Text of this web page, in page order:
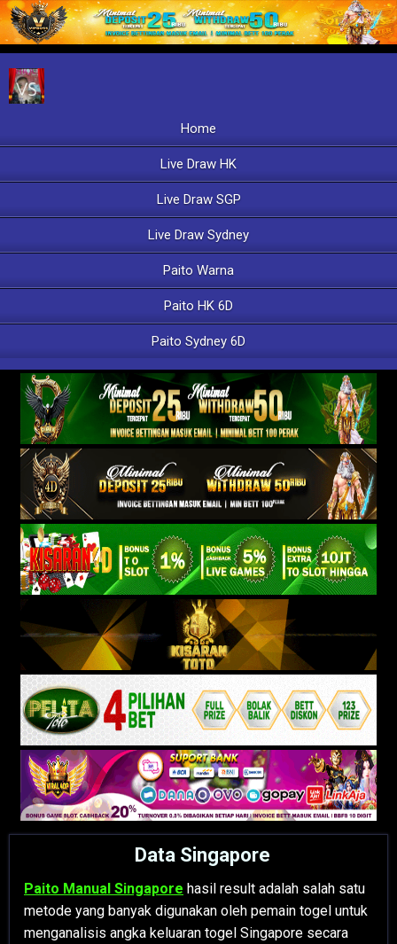
Home
Live Draw HK
Live Draw SGP
Live Draw Sydney
Paito Warna
Paito HK 6D
Paito Sydney 6D
Data Singapore
Paito Manual Singapore hasil result adalah salah satu
metode yang banyak digunakan oleh pemain togel untuk
menganalisis angka keluaran togel Singapore secara